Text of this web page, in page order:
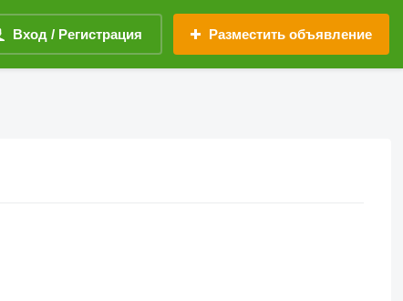
Вход / Регистрация Разместить объявление